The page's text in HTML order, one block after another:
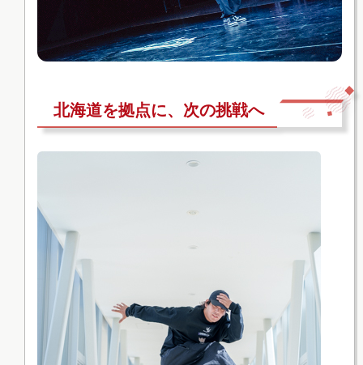
北海道を拠点に、次の挑戦へ